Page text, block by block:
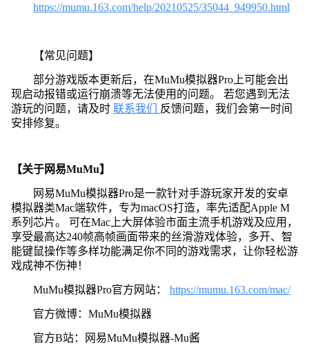
https://mumu.163.com/help/20210525/35044_949950.html
【常见问题】
部分游戏版本更新后，在MuMu模拟器Pro上可能会出
现启动报错或运行崩溃等无法使用的问题。 若您遇到无法
游玩的问题，请及时 联系我们
反馈问题，我们会第一时间
安排修复。
【关于网易MuMu】
网易MuMu模拟器Pro是一款针对手游玩家开发的安卓
模拟器类Mac端软件，专为macOS打造，率先适配Apple M
系列芯片。 可在Mac上大屏体验市面主流手机游戏及应用，
享受最高达240帧高帧画面带来的丝滑游戏体验，多开、智
能键鼠操作等多样功能满足你不同的游戏需求，让你轻松游
戏成神不伤神！
MuMu模拟器Pro官方网站： https://mumu.163.com/mac/
官方微博：MuMu模拟器
官方B站：网易MuMu模拟器-Mu酱